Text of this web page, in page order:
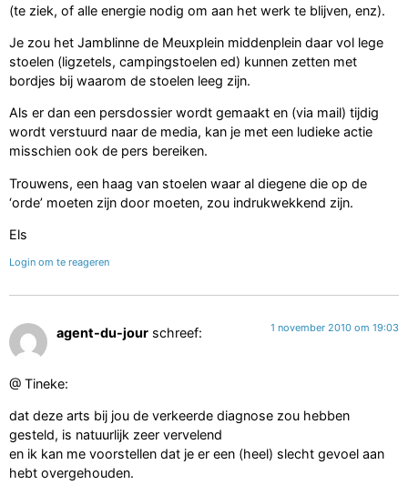
(te ziek, of alle energie nodig om aan het werk te blijven, enz).
Je zou het Jamblinne de Meuxplein middenplein daar vol lege
stoelen (ligzetels, campingstoelen ed) kunnen zetten met
bordjes bij waarom de stoelen leeg zijn.
Als er dan een persdossier wordt gemaakt en (via mail) tijdig
wordt verstuurd naar de media, kan je met een ludieke actie
misschien ook de pers bereiken.
Trouwens, een haag van stoelen waar al diegene die op de
‘orde’ moeten zijn door moeten, zou indrukwekkend zijn.
Els
Login om te reageren
agent-du-jour schreef: 1 november 2010 om 19:03
@ Tineke:
dat deze arts bij jou de verkeerde diagnose zou hebben
gesteld, is natuurlijk zeer vervelend
en ik kan me voorstellen dat je er een (heel) slecht gevoel aan
hebt overgehouden.